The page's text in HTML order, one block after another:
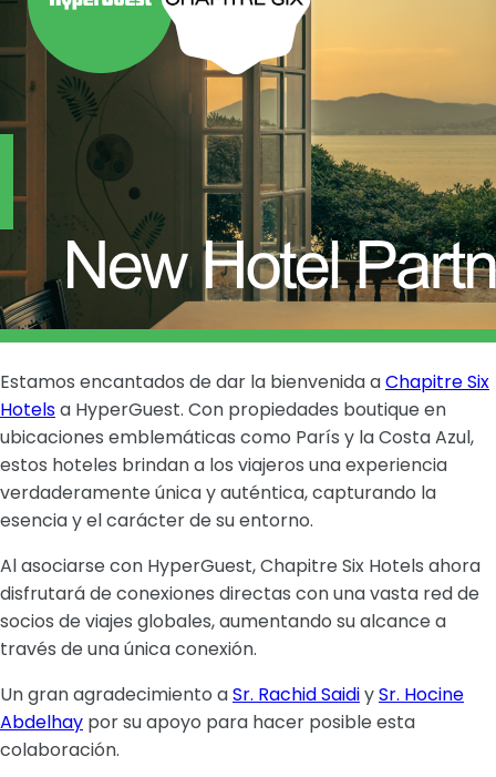
Estamos encantados de dar la bienvenida aChapitre Six
Hotelsa HyperGuest. Con propiedades boutique en
ubicaciones emblemáticas como París y la Costa Azul,
estos hoteles brindan a los viajeros una experiencia
verdaderamente única y auténtica, capturando la
esencia y el carácter de su entorno.
Al asociarse con HyperGuest, Chapitre Six Hotels ahora
disfrutará de conexiones directas con una vasta red de
socios de viajes globales, aumentando su alcance a
través de una única conexión.
Un gran agradecimiento aSr. Rachid SaidiySr. Hocine
Abdelhay por su apoyo para hacer posible esta
colaboración.